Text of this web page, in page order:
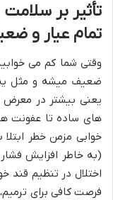
تأثیر بر
تمام عیار و
وقتی شما کم می
ضعیف میشه و مثل
یعنی بیشتر در معرض
های ساده تا عفونت
خوابی مزمن خطر
(به خاطر افزایش
اختلال در تنظیم
فرصت کافی برای